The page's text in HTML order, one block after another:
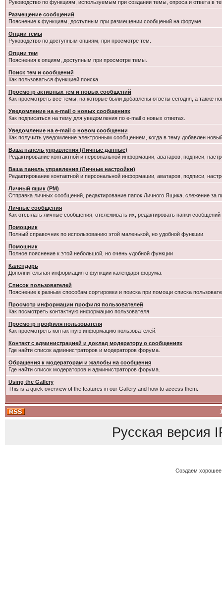
Руководство по функциям, используемым при создании темы, опроса и ответа в
Размещение сообщений
Пояснение к функциям, доступным при размещении сообщений на форуме.
Опции темы
Руководство по доступным опциям, при просмотре тем.
Опции тем
Пояснения к опциям, доступным при просмотре темы.
Поиск тем и сообщений
Как пользоваться функцией поиска.
Просмотр активных тем и новых сообщений
Как просмотреть все темы, на которые были добавлены ответы сегодня, а также
Уведомление на e-mail о новых сообщениях
Как подписаться на тему для уведомления по e-mail о новых ответах.
Уведомление на е-mail о новом сообщении
Как получить уведомление электронным сообщением, когда в тему добавлен
Ваша панель управления (Личные данные)
Редактирование контактной и персональной информации, аватаров, подписи,
Ваша панель управления (Личные настройки)
Редактирование контактной и персональной информации, аватаров, подписи,
Личный ящик (PM)
Отправка личных сообщений, редактирование папок Личного Ящика, слежение за
Личные сообщения
Как отсылать личные сообщения, отслеживать их, редактировать папки
Помощник
Полный справочник по использованию этой маленькой, но удобной функции.
Помошник
Полное пояснение к этой небольшой, но очень удобной функции
Календарь
Дополнительная информация о функции календаря форума.
Список пользователей
Пояснение к разным способам сортировки и поиска при помощи списка
Просмотр информации профиля пользователей
Как посмотреть контактную информацию пользователя.
Просмотр профиля пользователя
Как просмотреть контактную информацию пользователей.
Контакт с администрацией и доклад модератору о сообщениях
Где найти список администраторов и модераторов форума.
Обращения к модераторам и жалобы на сообщения
Где найти список модераторов и администраторов форума.
Using the Gallery
This is a quick overview of the features in our Gallery and how to access them.
Русская версия
Создаем